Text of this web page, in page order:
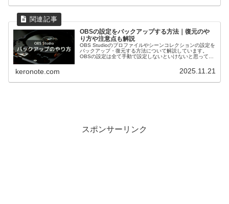
OBSの設定をバックアップする方法｜復元のや
り方や注意点も解説
OBS Studioのプロファイルやシーンコレクションの設定を
バックアップ・復元する方法について解説しています。
OBSの設定は全て手動で設定しないといけないと思ってい
OBSの設定をすぐに復元して使えるようになります。
keronote.com 2025.11.21
スポンサーリンク